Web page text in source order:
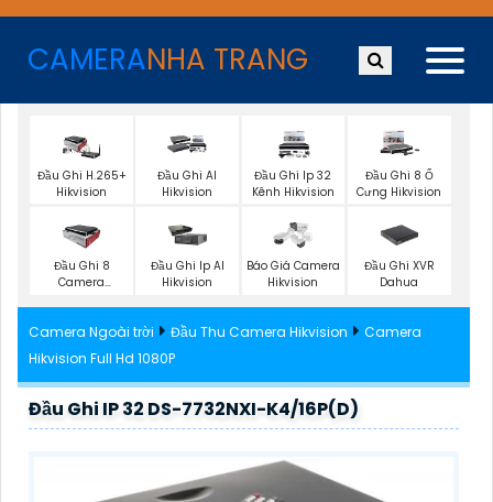
CAMERANHA TRANG
Đầu Ghi H.265+
Hikvision
Đầu Ghi AI
Hikvision
Đầu Ghi Ip 32
Kênh Hikvision
Đầu Ghi 8 Ổ
Cưng Hikvision
Đầu Ghi 8
Camera
Đầu Ghi Ip AI
Hikvision
Báo Giá Camera
Hikvision
Đầu Ghi XVR
Dahua
Camera Ngoài trời Đầu Thu Camera Hikvision
Camera
Hikvision Full Hd 1080P
Đầu Ghi IP 32 DS-7732NXI-K4/16P(D)